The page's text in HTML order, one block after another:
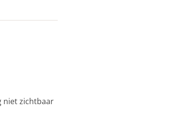
niet zichtbaar